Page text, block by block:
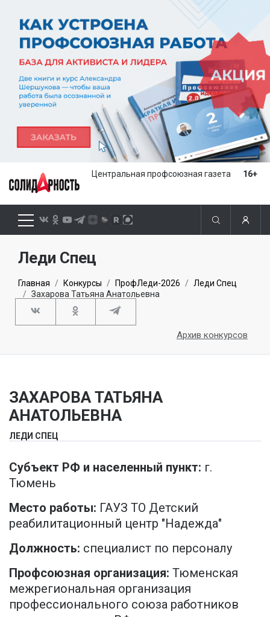
Центральная профсоюзная газета 16+
Леди Спец
Главная Конкурсы ПрофЛеди-2026
Леди Спец
Захарова Татьяна Анатольевна
Архив конкурсов
ЗАХАРОВА ТАТЬЯНА
АНАТОЛЬЕВНА
ЛЕДИ СПЕЦ
Субъект РФ и населенный пункт: г.
Тюмень
Место работы: ГАУЗ ТО Детский
реабилитационный центр "Надежда"
Должность: специалист по персоналу
Профсоюзная организация: Тюменская
межрегиональная организация
профессионального союза работников